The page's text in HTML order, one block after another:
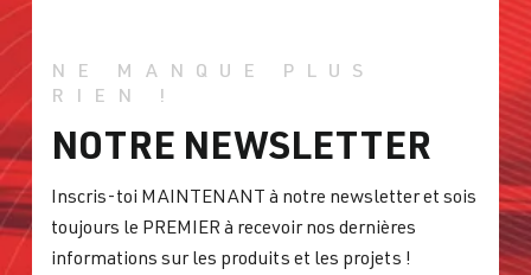
NE MANQUE PLUS
RIEN !
NOTRE NEWSLETTER
Inscris-toi MAINTENANT à notre newsletter et sois
toujours le PREMIER à recevoir nos dernières
informations sur les produits et les projets !